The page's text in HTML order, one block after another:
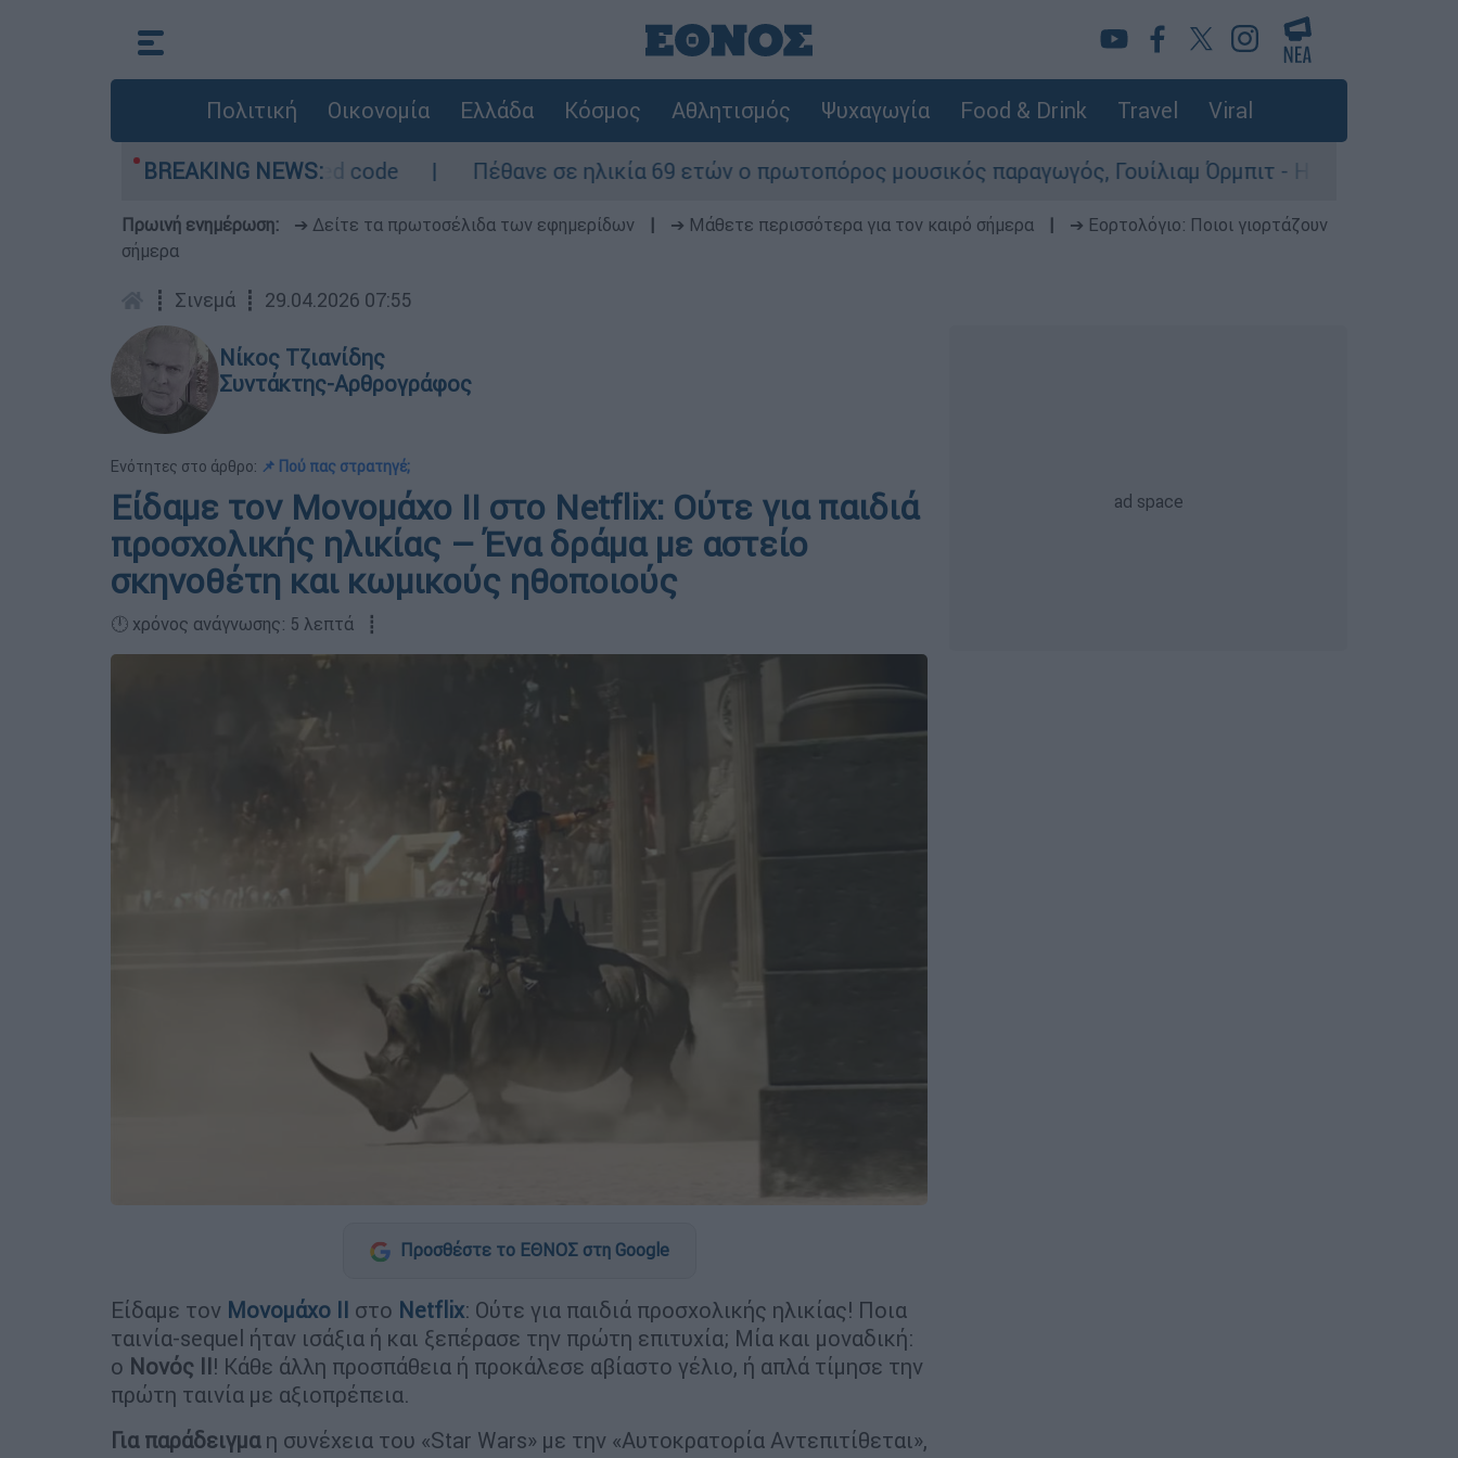
Πολιτική Οικονομία Ελλάδα Κόσμος Αθλητισμός Ψυχαγωγία Food & Drink Travel Viral
BREAKING NEWS:
περιοχές σε red code Πέθανε σε ηλικία 69 ετών ο πρωτοπόρος μουσικός παραγωγός, Γουίλιαμ Όρμπιτ - Η καθοριστική συμβολή του
Πρωινή ενημέρωση: ➔ Δείτε τα πρωτοσέλιδα των εφημερίδων ➔ Μάθετε περισσότερα για τον καιρό σήμερα
➔ Εορτολόγιο: Ποιοι γιορτάζουν
σήμερα
┋ Σινεμά ┋ 29.04.2026 07:55
Νίκος Τζιανίδης
Συντάκτης-Αρθρογράφος
Ενότητες στο άρθρο: 📌 Πού πας στρατηγέ;
Είδαμε τον Μονομάχο ΙΙ στο Netflix: Ούτε για παιδιά
προσχολικής ηλικίας – Ένα δράμα με αστείο
σκηνοθέτη και κωμικούς ηθοποιούς
🕛 χρόνος ανάγνωσης: 5 λεπτά ┋
Προσθέστε το ΕΘΝΟΣ στη Google
Είδαμε τον Μονομάχο ΙΙ στο Netflix: Ούτε για παιδιά προσχολικής ηλικίας! Ποια
ταινία-sequel ήταν ισάξια ή και ξεπέρασε την πρώτη επιτυχία; Μία και μοναδική:
ο Νονός ΙΙ! Κάθε άλλη προσπάθεια ή προκάλεσε αβίαστο γέλιο, ή απλά τίμησε την
πρώτη ταινία με αξιοπρέπεια.
Για παράδειγμαη συνέχεια του «Star Wars» με την «Αυτοκρατορία Αντεπιτίθεται»,